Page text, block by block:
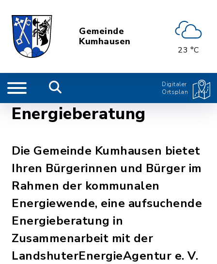
Gemeinde
Kumhausen
23 °C
Digitaler
Ortsplan
Energieberatung
Die Gemeinde Kumhausen bietet
Ihren Bürgerinnen und Bürger im
Rahmen der kommunalen
Energiewende, eine aufsuchende
Energieberatung in
Zusammenarbeit mit der
LandshuterEnergieAgentur e. V.